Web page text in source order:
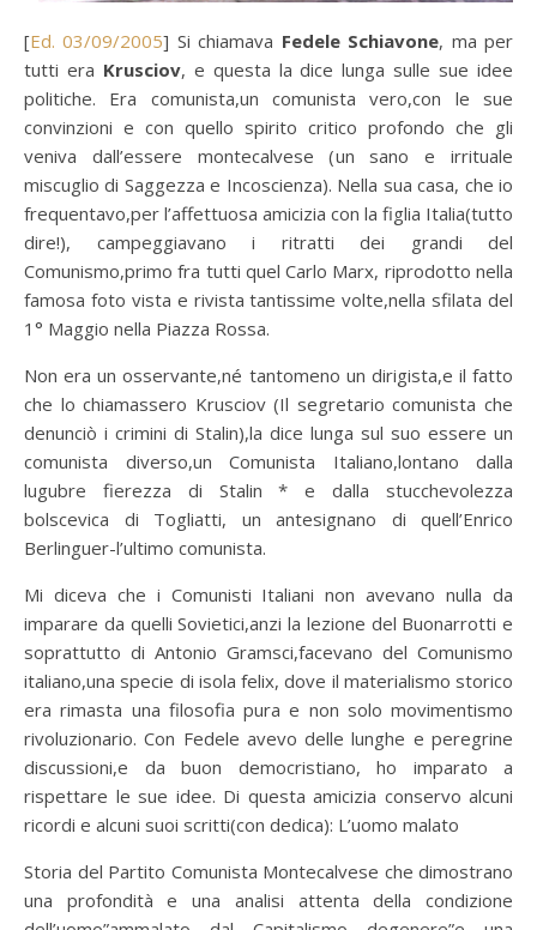
[ Ed. 03/09/2005] Si chiamava Fedele Schiavone, ma per
tutti era Krusciov, e questa la dice lunga sulle sue idee
politiche. Era comunista,un comunista vero,con le sue
convinzioni e con quello spirito critico profondo che gli
veniva dall’essere montecalvese (un sano e irrituale
miscuglio di Saggezza e Incoscienza). Nella sua casa, che io
frequentavo,per l’affettuosa amicizia con la figlia Italia(tutto
dire!), campeggiavano i ritratti dei grandi del
Comunismo,primo fra tutti quel Carlo Marx, riprodotto nella
famosa foto vista e rivista tantissime volte,nella sfilata del
1° Maggio nella Piazza Rossa.
Non era un osservante,né tantomeno un dirigista,e il fatto
che lo chiamassero Krusciov (Il segretario comunista che
denunciò i crimini di Stalin),la dice lunga sul suo essere un
comunista diverso,un Comunista Italiano,lontano dalla
lugubre fierezza di Stalin * e dalla stucchevolezza
bolscevica di Togliatti, un antesignano di quell’Enrico
Berlinguer-l’ultimo comunista.
Mi diceva che i Comunisti Italiani non avevano nulla da
imparare da quelli Sovietici,anzi la lezione del Buonarrotti e
soprattutto di Antonio Gramsci,facevano del Comunismo
italiano,una specie di isola felix, dove il materialismo storico
era rimasta una filosofia pura e non solo movimentismo
rivoluzionario. Con Fedele avevo delle lunghe e peregrine
discussioni,e da buon democristiano, ho imparato a
rispettare le sue idee. Di questa amicizia conservo alcuni
ricordi e alcuni suoi scritti(con dedica): L’uomo malato
Storia del Partito Comunista Montecalvese che dimostrano
una profondità e una analisi attenta della condizione